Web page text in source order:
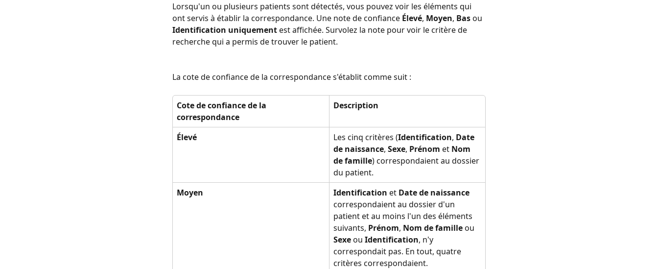
Lorsqu'un ou plusieurs patients sont détectés, vous pouvez voir les éléments qui
ont servis à établir la correspondance. Une note de confiance Élevé, Moyen, Bas ou
Identification uniquement est affichée. Survolez la note pour voir le critère de
recherche qui a permis de trouver le patient.
La cote de confiance de la correspondance s'établit comme suit :
Cote de confiance de la
correspondance
Description
Élevé Les cinq critères (Identification, Date
de naissance, Sexe, Prénom et Nom
de famille) correspondaient au dossier
du patient.
Moyen
Identification et Date de naissance
correspondaient au dossier d'un
patient et au moins l'un des éléments
suivants, Prénom, Nom de famille ou
Sexe ou Identification, n'y
correspondait pas. En tout, quatre
critères correspondaient.